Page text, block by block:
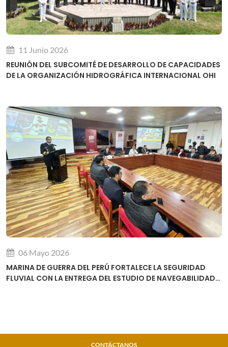
11 Junio 2026
REUNIÓN DEL SUBCOMITÉ DE DESARROLLO DE CAPACIDADES
DE LA ORGANIZACIÓN HIDROGRÁFICA INTERNACIONAL OHI
06 Mayo 2026
MARINA DE GUERRA DEL PERÚ FORTALECE LA SEGURIDAD
FLUVIAL CON LA ENTREGA DEL ESTUDIO DE NAVEGABILIDAD
CONTÁCTANOS